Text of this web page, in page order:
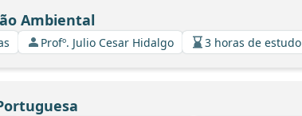
Ambiental
Profº. Julio Cesar Hidalgo 3 horas de estudo